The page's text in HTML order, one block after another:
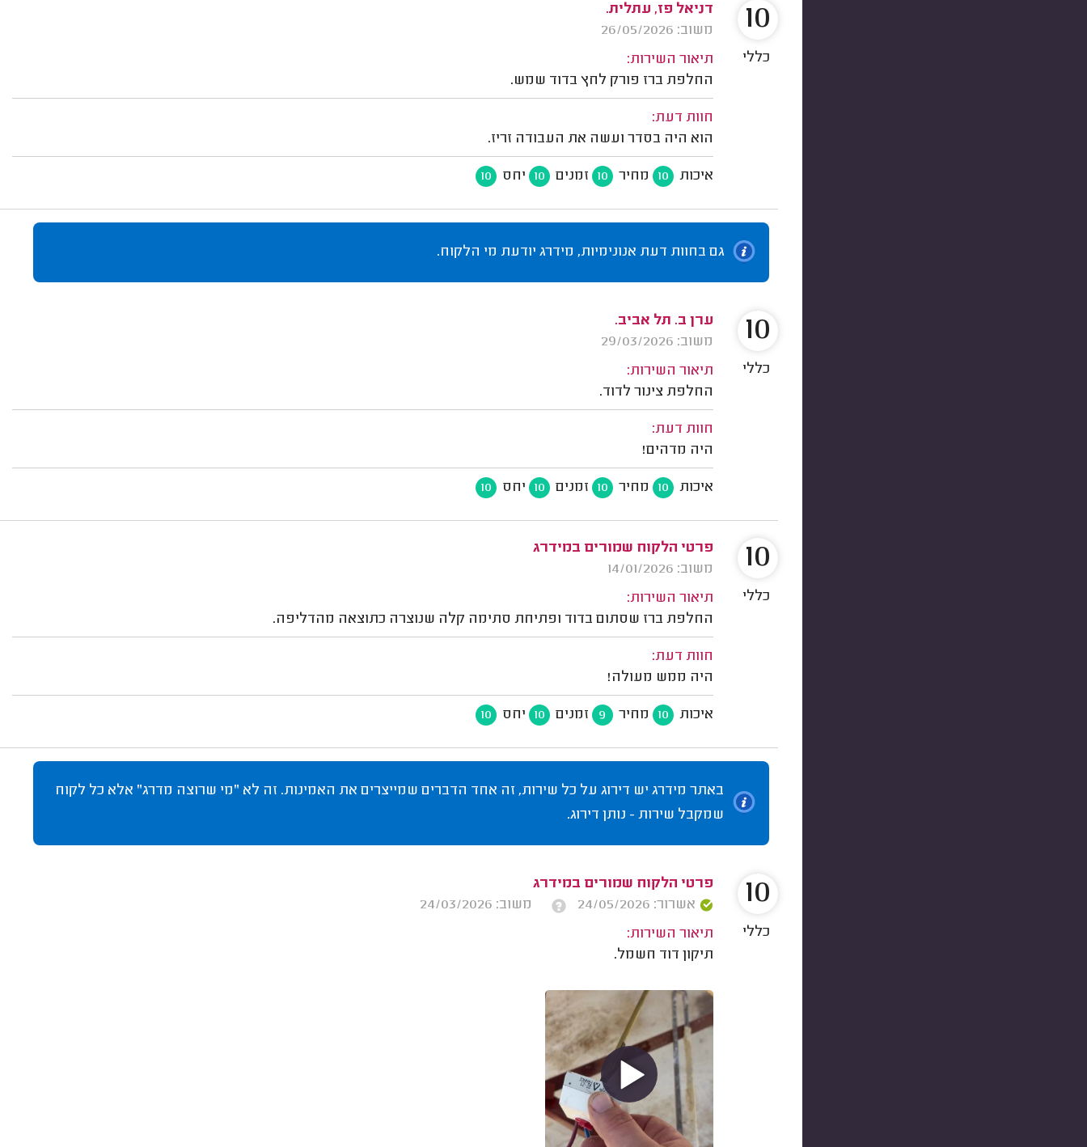
דניאל פז, עתלית.
משוב: 26/05/2026
תיאור השירות:
החלפת ברז פורק לחץ בדוד שמש.
חוות דעת:
הוא היה בסדר ועשה את העבודה זריז.
איכות 10 מחיר 10 זמנים 10 יחס 10
10
כללי
גם בחוות דעת אנונימיות, מידרג יודעת מי הלקוח.
ערן ב. תל אביב.
משוב: 29/03/2026
תיאור השירות:
החלפת צינור לדוד.
חוות דעת:
היה מדהים!
איכות 10 מחיר 10 זמנים 10 יחס 10
10
כללי
פרטי הלקוח שמורים במידרג
משוב: 14/01/2026
תיאור השירות:
החלפת ברז שסתום בדוד ופתיחת סתימה קלה שנוצרה כתוצאה מהדליפה.
חוות דעת:
היה ממש מעולה!
איכות 10 מחיר 9 זמנים 10 יחס 10
10
כללי
באתר מידרג יש דירוג על כל שירות, זה אחד הדברים שמייצרים את האמינות. זה לא "מי שרוצה מדרג" אלא כל לקוח
שמקבל שירות - נותן דירוג.
פרטי הלקוח שמורים במידרג
אשרור: 24/05/2026
משוב: 24/03/2026
תיאור השירות:
תיקון דוד חשמל.
10
כללי